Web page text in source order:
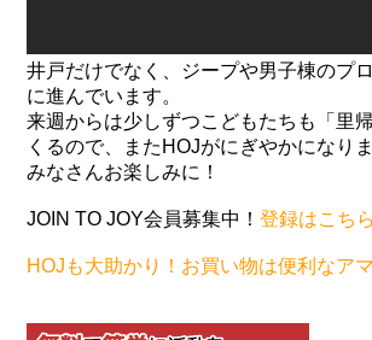
井戸だけでなく、ジープや男子棟のプ
に進んでいます。
来週からは少しずつこどもたちも「里
くるので、またHOJがにぎやかになりま
みなさんお楽しみに！
JOIN TO JOY会員募集中！登録はこち
HOJも大助かり！お買い物は便利なア